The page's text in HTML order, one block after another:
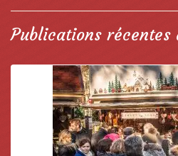
Publications récentes